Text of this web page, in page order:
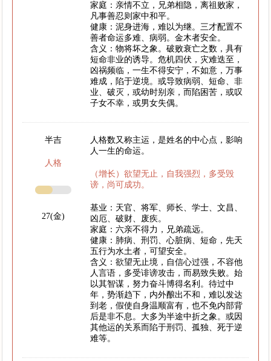
家庭：亲情不立，兄弟相隐，离祖败家，
凡事善忍则家中和平。
健康：泥身进海，难以为继。三才配置不
善者命运多难、病弱。金木者安全。
含义：物将坏之象。破败衰亡之数，具有
短命非业的诱导。危机四伏，灾难迭至，
凶祸频临，一生不得安宁，不如意，万事
难成，陷于逆境。或导致病弱、短命、非
业、破灭，或幼时别亲，而陷困苦，或叹
子女不幸，或男女失偶。
半吉
人格
27(金)
人格数又称主运，是姓名的中心点，影响
人一生的命运。
（增长）欲望无止，自我强烈，多受毁
谤，尚可成功。
基业：天官、将军、师长、学士、文昌、
凶厄、破财、废疾。
家庭：六亲不得力，兄弟疏远。
健康：肺病、刑罚、心脏病、短命，先天
五行为水土者，可望安全。
含义：欲望无止境，自信心过强，不容他
人言语，多受诽谤攻击，而易致失败。始
以其智谋，努力奋斗博得名利。待过中
年，势渐趋下，内外酿出不和，难以发达
到老，假使自身温顺富有，也不免内部背
后是非不息。大多为半途中折之象。或因
其他运的关系而陷于刑罚、孤独、死于逆
难等。